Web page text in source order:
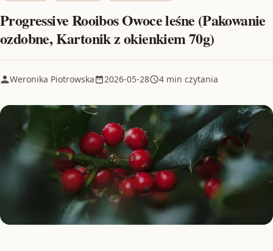
Progressive Rooibos Owoce leśne (Pakowanie
ozdobne, Kartonik z okienkiem 70g)
Weronika Piotrowska 2026-05-28 4 min czytania